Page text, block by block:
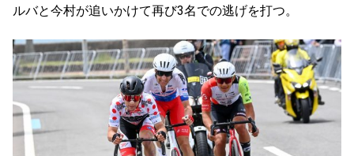
ルバと今村が追いかけて再び3名での逃げを打つ。